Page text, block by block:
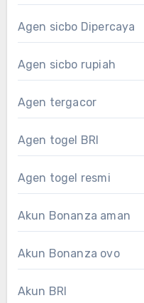
Agen sicbo Dipercaya
Agen sicbo rupiah
Agen tergacor
Agen togel BRI
Agen togel resmi
Akun Bonanza aman
Akun Bonanza ovo
Akun BRI